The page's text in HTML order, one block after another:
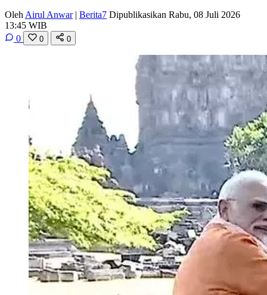
Oleh Airul Anwar | Berita7 Dipublikasikan Rabu, 08 Juli 2026
13:45 WIB
0
0 0